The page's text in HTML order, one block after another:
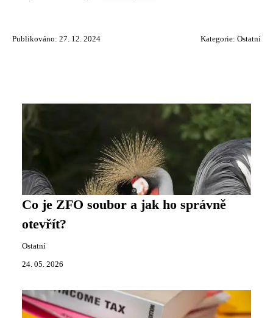
Publikováno: 27. 12. 2024 Kategorie: Ostatní
Co je ZFO soubor a jak ho správně
otevřít?
Ostatní
24. 05. 2026